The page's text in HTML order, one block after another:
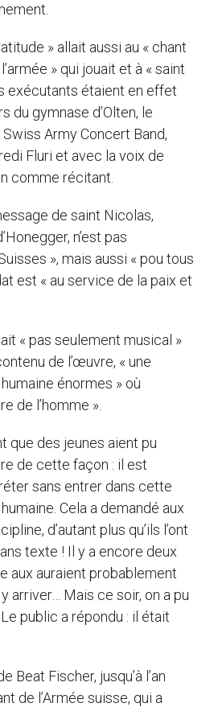
» allait aussi au « chant
» qui jouait et à « saint
exécutants étaient en effet
du gymnase d’Olten, le
Army Concert Band,
Fluri et avec la voix de
comme récitant.
de saint Nicolas,
n’est pas
», mais aussi « pou tous
est « au service de la paix et
« pas seulement musical »
de l’œuvre, « une
énormes » où
de l’homme ».
que des jeunes aient pu
de cette façon : il est
sans entrer dans cette
Cela a demandé aux
d’autant plus qu’ils l’ont
texte ! Il y a encore deux
aux auraient probablement
y arriver… Mais ce soir, on a pu
public a répondu : il était
Beat Fischer, jusqu’à l’an
de l’Armée suisse, qui a